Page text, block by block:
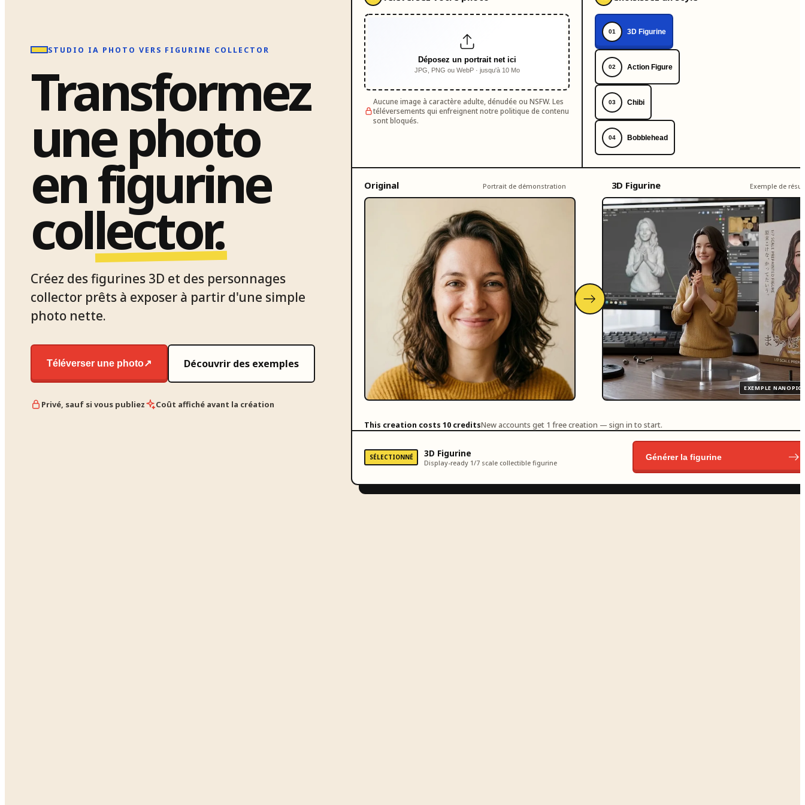
STUDIO IA PHOTO VERS FIGURINE COLLECTOR
Transformez
une photo
enfigurine
collector.
Créez des figurines 3D et des personnages
collector prêts à exposer à partir d'une simple
photo nette.
Téléverser une photo↗ Découvrir des exemples
Privé, sauf si vous publiez Coût affiché avant la création
Déposez un portrait net ici
JPG, PNG ou WebP · jusqu'à 10 Mo
Aucune image à caractère adulte, dénudée ou NSFW. Les
téléversements qui enfreignent notre politique de contenu
sont bloqués.
01 3D Figurine
02 Action Figure
03 Chibi
04 Bobblehead
Original Portrait de démonstration 3D Figurine Exemple de
EXEMPLE NANOPIC
This creation costs 10 creditsNew accounts get 1 free creation — sign in to start.
SÉLECTIONNÉ 3D Figurine
Display-ready 1/7 scale collectible figurine
Générer la figurine